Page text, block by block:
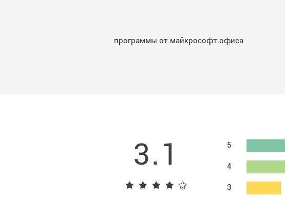
программы от майкрософт офиса
3.1 5
4
3